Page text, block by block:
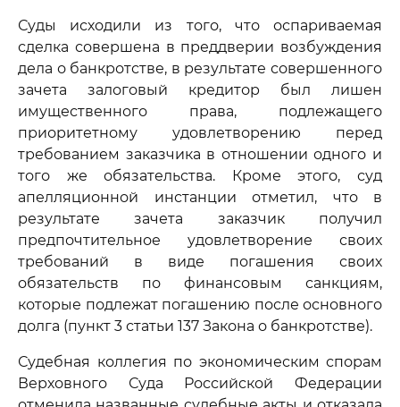
Суды исходили из того, что оспариваемая
сделка совершена в преддверии возбуждения
дела о банкротстве, в результате совершенного
зачета залоговый кредитор был лишен
имущественного права, подлежащего
приоритетному удовлетворению перед
требованием заказчика в отношении одного и
того же обязательства. Кроме этого, суд
апелляционной инстанции отметил, что в
результате зачета заказчик получил
предпочтительное удовлетворение своих
требований в виде погашения своих
обязательств по финансовым санкциям,
которые подлежат погашению после основного
долга (пункт 3 статьи 137 Закона о банкротстве).
Судебная коллегия по экономическим спорам
Верховного Суда Российской Федерации